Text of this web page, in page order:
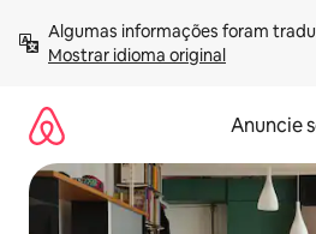
para
Mostrar idioma original
Anuncie